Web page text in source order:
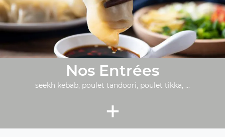
Nos Entrées
seekh kebab, poulet tandoori, poulet tikka, ...
+